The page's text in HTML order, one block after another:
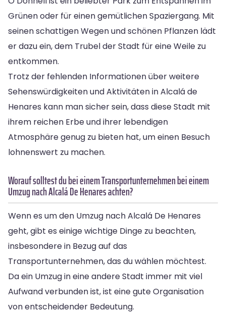
Grünen oder für einen gemütlichen Spaziergang. Mit
seinen schattigen Wegen und schönen Pflanzen lädt
er dazu ein, dem Trubel der Stadt für eine Weile zu
entkommen.
Trotz der fehlenden Informationen über weitere
Sehenswürdigkeiten und Aktivitäten in Alcalá de
Henares kann man sicher sein, dass diese Stadt mit
ihrem reichen Erbe und ihrer lebendigen
Atmosphäre genug zu bieten hat, um einen Besuch
lohnenswert zu machen.
Worauf solltest du bei einem Transportunternehmen bei einem
Umzug nach Alcalá De Henares achten?
Wenn es um den Umzug nach Alcalá De Henares
geht, gibt es einige wichtige Dinge zu beachten,
insbesondere in Bezug auf das
Transportunternehmen, das du wählen möchtest.
Da ein Umzug in eine andere Stadt immer mit viel
Aufwand verbunden ist, ist eine gute Organisation
von entscheidender Bedeutung.